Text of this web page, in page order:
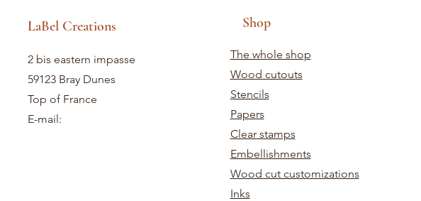
LaBel Creations
2 bis eastern impasse
59123 Bray Dunes
Top of France
E-mail:
Shop
The whole shop
Wood cutouts
Stencils
Papers
Clear stamps
Embellishments
Wood cut customizations
Inks